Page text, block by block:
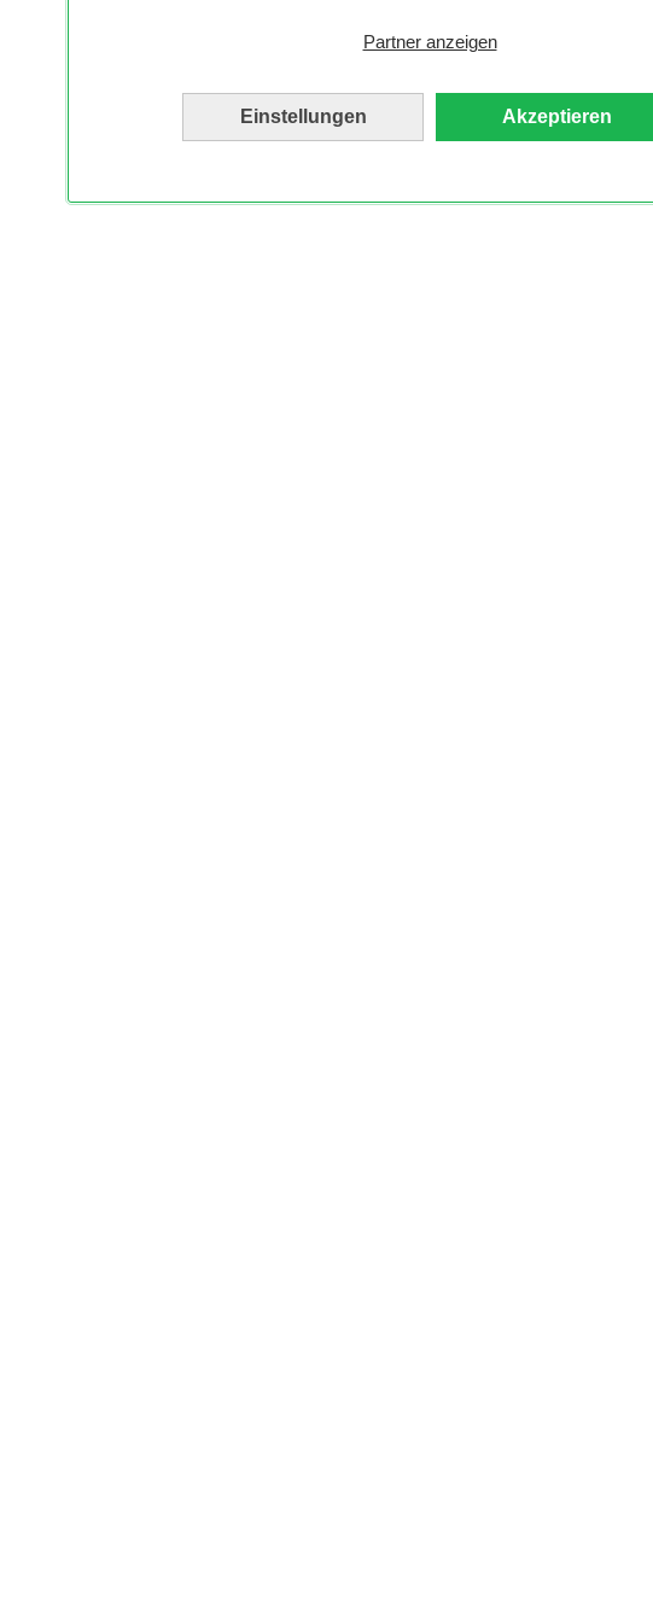
Partner anzeigen
Einstellungen Akzeptieren